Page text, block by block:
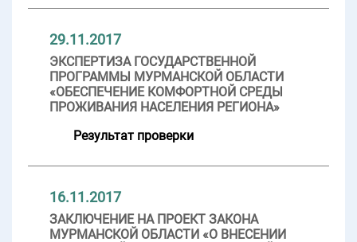
29.11.2017
ЭКСПЕРТИЗА ГОСУДАРСТВЕННОЙ
ПРОГРАММЫ МУРМАНСКОЙ ОБЛАСТИ
«ОБЕСПЕЧЕНИЕ КОМФОРТНОЙ СРЕДЫ
ПРОЖИВАНИЯ НАСЕЛЕНИЯ РЕГИОНА»
Результат проверки
16.11.2017
ЗАКЛЮЧЕНИЕ НА ПРОЕКТ ЗАКОНА
МУРМАНСКОЙ ОБЛАСТИ «О ВНЕСЕНИИ